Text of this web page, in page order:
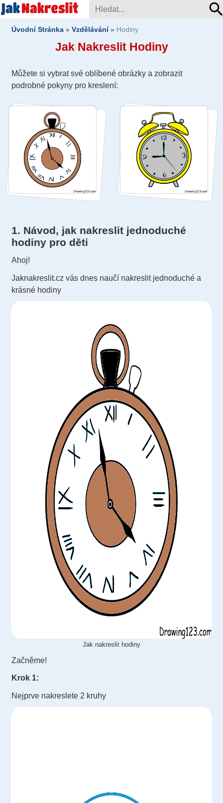
Úvodní Stránka »Vzdělávání» Hodiny
Jak Nakreslit Hodiny
Můžete si vybrat své oblíbené obrázky a zobrazit
podrobné pokyny pro kreslení:
1. Návod, jak nakreslit jednoduché
hodiny pro děti
Ahoj!
Jaknakreslit.cz vás dnes naučí nakreslit jednoduché a
krásné hodiny
Jak nakreslit hodiny
Začněme!
Krok 1:
Nejprve nakreslete 2 kruhy